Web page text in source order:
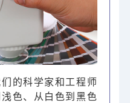
的科学家和工程师
色、从白色到黑色